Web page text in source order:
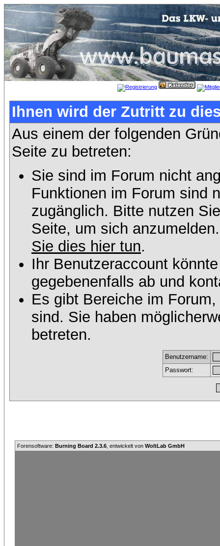
Ihnen wird der Zutritt zu
Aus einem der folgenden
Seite zu betreten:
Sie sind im Forum nicht
Funktionen im Forum sind
zugänglich. Bitte nutzen
Seite, um sich
Sie dies hier tun.
Ihr Benutzeraccount
gegebenenfalls ab und
Es gibt Bereiche im
sind. Sie haben
betreten.
Benutzername:
Passwort:
Forensoftware: Burning Board 2.3.6 , entwickelt von WoltLab GmbH